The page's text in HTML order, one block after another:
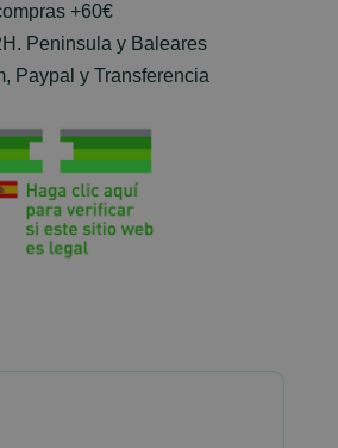
+60€
Peninsula y Baleares
Paypal y Transferencia